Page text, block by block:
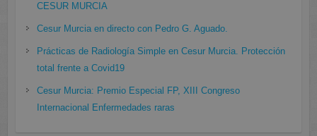
CESUR MURCIA
Cesur Murcia en directo con Pedro G. Aguado.
Prácticas de Radiología Simple en Cesur Murcia. Protección
total frente a Covid19
Cesur Murcia: Premio Especial FP, XIII Congreso
Internacional Enfermedades raras